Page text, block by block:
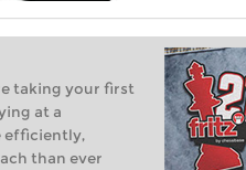
taking your first
at a
efficiently,
than ever